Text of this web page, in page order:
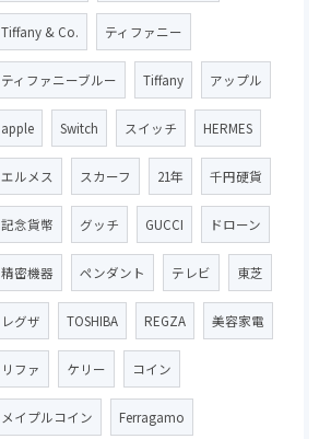
Tiffany & Co. ティファニー
ティファニーブルー Tiffany アップル
apple Switch スイッチ HERMES
エルメス スカーフ 21年 千円硬貨
記念貨幣 グッチ GUCCI ドローン
精密機器 ペンダント テレビ 東芝
レグザ TOSHIBA REGZA 美容家電
リファ ケリー コイン
メイプルコイン Ferragamo